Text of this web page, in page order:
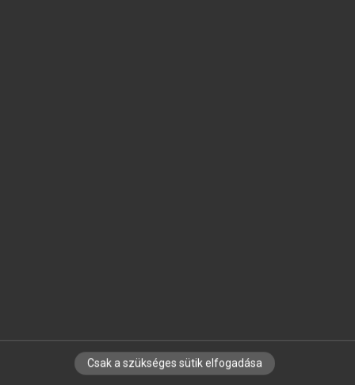
IRATKOZZ FEL HÍRLEVELÜNKRE!
Csak a szükséges sütik elfogadása